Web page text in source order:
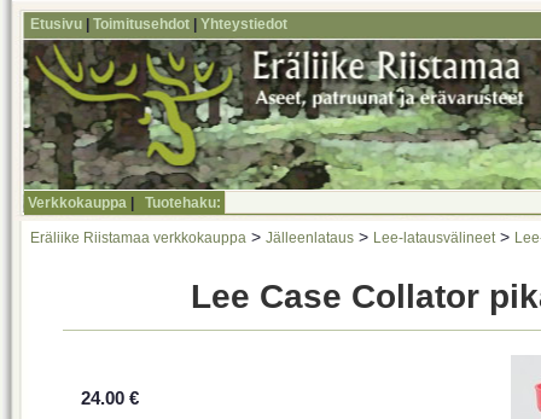
Etusivu Toimitusehdot Yhteystiedot
Verkkokauppa Tuotehaku:
Eräliike Riistamaa verkkokauppa > Jälleenlataus > Lee-latausvälineet >
Lee Case Collator
24.00 €